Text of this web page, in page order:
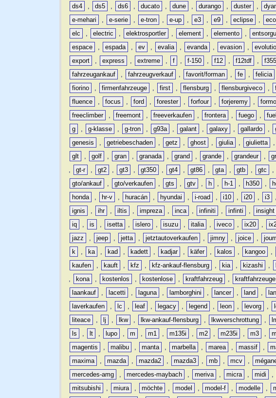
ds4
, ds5 , ds6 , ducato , dune , durango , duster ,
e-mehari
, e-serie , e-tron , e-up , e3 , e9 , eclipse ,
elc
, electric , elektrosportler , element , elemento ,
espace
, espada , ev , evalia , evanda , evasion ,
export
, express , extreme , f , f-150 , f12 , f12tdf , f355
fahrzeugankauf
, fahrzeugverkauf , favorit/forman , fe , felicia
fiorino
, firmenfahrzeuge , first , flensburg , flensburgiveco ,
fluence
, focus , ford , forester , forfour , forjeremy ,
freeclimber
, freemont , freeverkaufen , frontera , fuego , fuel
g
, g-klasse , g-tron , g93a , galant , galaxy , gallardo ,
genesis
, getriebeschaden , getz , ghost , giulia , giulietta ,
glt
, golf , gran , granada , grand , grande , grandeur ,
,
gt-r , gt2 , gt3 , gt350 , gt4 , gt86 , gta , gtb , gtc ,
gto/ankauf
, gto/verkaufen , gts , gtv , h , h-1 , h350 ,
honda
, hr-v , huracán , hyundai , i-road , i10 , i20 , i3 ,
ignis
, ihr , iltis , impreza , inca , infiniti , infinti , insight
iq
, is , isetta , islero , isuzu , italia , iveco , ix20 ,
jazz
, jeep , jetta , jetztautoverkaufen , jimny , joice ,
k
, ka , kad , kadett , kadjar , käfer , kalos , kangoo ,
kaufen
, kauft , kfz , kfz-ankauf-flensburg , kia , kizashi ,
,
kona , kostenlos , kostenlose , kraftfahrzeug , kraftfahrzeuge
laankauf
, lacetti , laguna , lamborghini , lancer , land ,
laverkaufen
, lc , leaf , legacy , legend , leon , levorg ,
liteace
, lj , lkw , lkw-ankauf-flensburg , lkwverschrottung ,
ls
, lt , lupo , m , m1 , m135i , m2 , m235i , m3 ,
magentis
, malibu , manta , marbella , marea , massif ,
maxima
, mazda , mazda2 , mazda3 , mb , mcv ,
mercedes-amg
, mercedes-maybach , meriva , micra , midi ,
mitsubishi
, miura , möchte , model , model-f , modelle ,